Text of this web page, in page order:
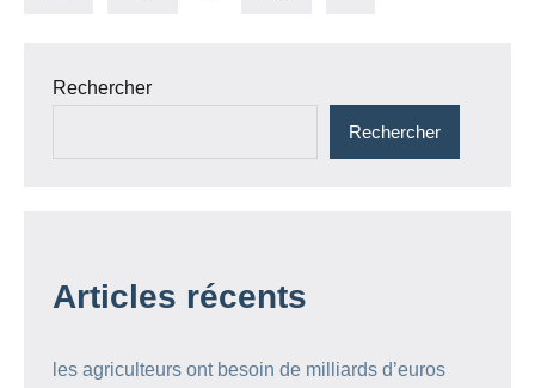
Rechercher
Rechercher
Articles récents
les agriculteurs ont besoin de milliards d’euros